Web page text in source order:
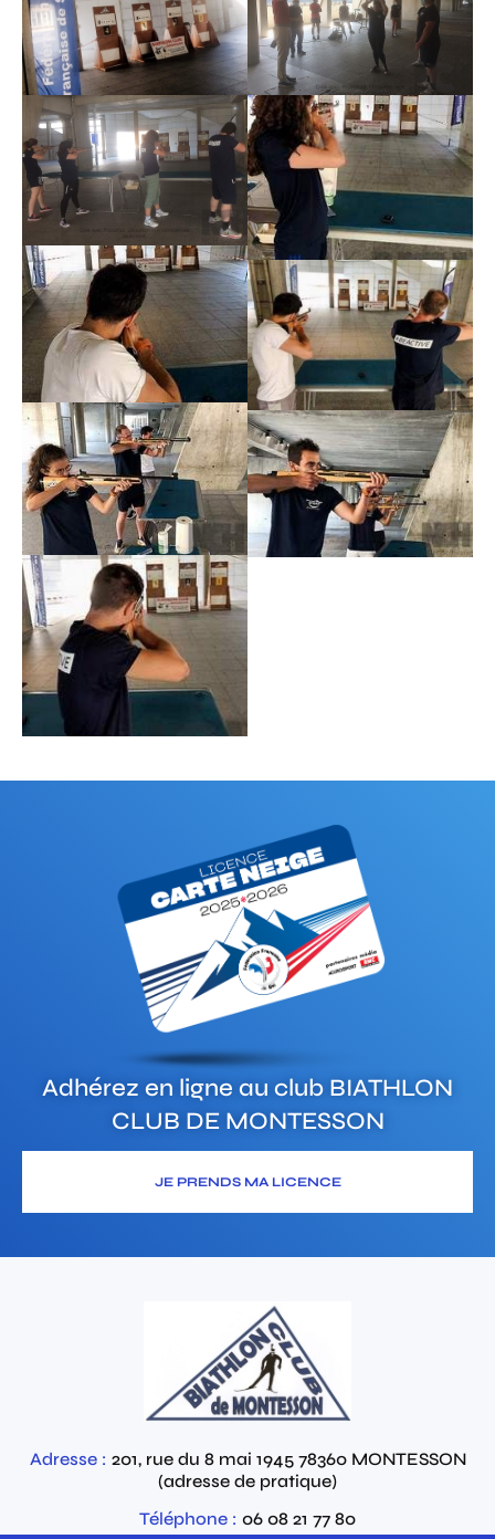
Adhérez en ligne au club BIATHLON
CLUB DE MONTESSON
JE PRENDS MA LICENCE
Adresse : 201, rue du 8 mai 1945 78360 MONTESSON
(adresse de pratique)
Téléphone : 06 08 21 77 80